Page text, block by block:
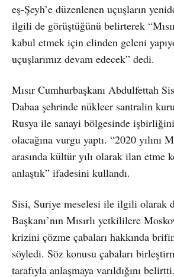
eş-Şeyh’e düzenlenen uçuşların
ilgili de görüştüğünü belirterek
kabul etmek için elinden geleni
uçuşlarımız devam edecek” dedi.
Mısır Cumhurbaşkanı Abdulfettah
Dabaa şehrinde nükleer santralin
Rusya ile sanayi bölgesinde
olacağına vurgu yaptı. “2020 yılını
arasında kültür yılı olarak ilan etme
anlaştık” ifadesini kullandı.
Sisi, Suriye meselesi ile ilgili olarak
Başkanı’nın Mısırlı yetkililere
krizini çözme çabaları hakkında
söyledi. Söz konusu çabaları
tarafıyla anlaşmaya varıldığını belirtti.